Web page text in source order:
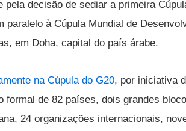
pela decisão de sediar a primeira
paralelo à Cúpula Mundial de
em Doha, capital do país árabe.
na Cúpula do G20, por iniciativa
formal de 82 países, dois grandes
24 organizações internacionais,